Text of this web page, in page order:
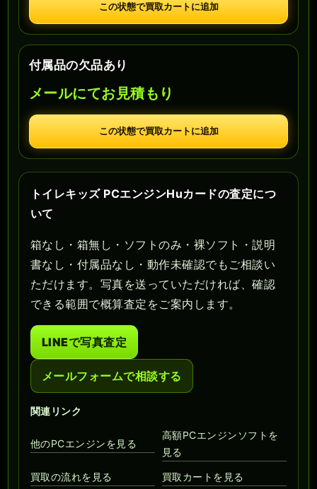
この状態で買取カートに追加
付属品の欠品あり
メールにてお見積もり
この状態で買取カートに追加
トイレキッズ PCエンジンHuカードの査定につ
いて
箱なし・箱無し・ソフトのみ・裸ソフト・説明
書なし・付属品なし・動作未確認でもご相談い
ただけます。写真を送っていただければ、確認
できる範囲で概算査定をご案内します。
LINEで写真査定
メールフォームで相談する
関連リンク
他のPCエンジンを見る
高額PCエンジンソフトを
見る
買取の流れを見る 買取カートを見る